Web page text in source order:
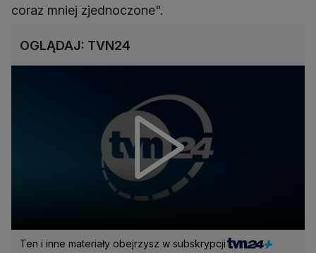
coraz mniej zjednoczone".
OGLĄDAJ: TVN24
Ten i inne materiały obejrzysz w subskrypcji